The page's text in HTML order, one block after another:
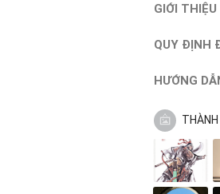
GIỚI THIỆU
QUY ĐỊNH
HƯỚNG
THÀNH